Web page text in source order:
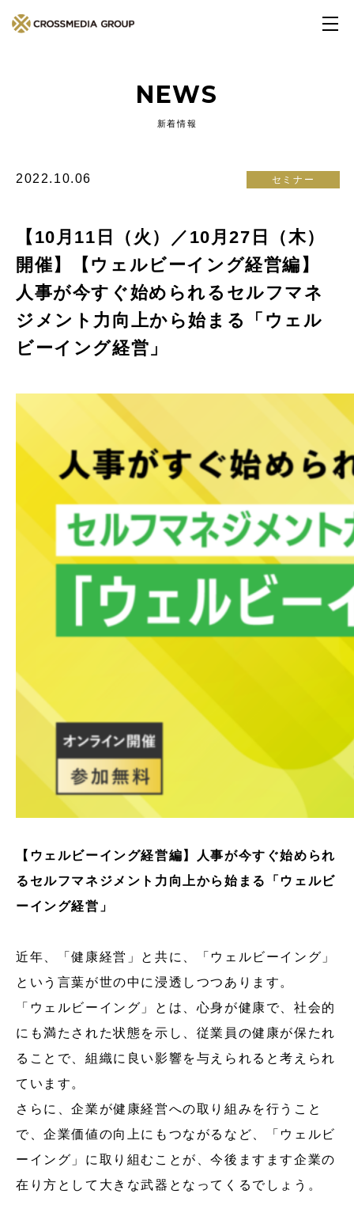
NEWS
新着情報
2022.10.06 セミナー
【10月11日（火）／10月27日（木）
開催】【ウェルビーイング経営編】
人事が今すぐ始められるセルフマネ
ジメント力向上から始まる「ウェル
ビーイング経営」
【ウェルビーイング経営編】人事が今すぐ始められ
るセルフマネジメント力向上から始まる「ウェルビ
ーイング経営」
近年、「健康経営」と共に、「ウェルビーイング」
という言葉が世の中に浸透しつつあります。
「ウェルビーイング」とは、心身が健康で、社会的
にも満たされた状態を示し、従業員の健康が保たれ
ることで、組織に良い影響を与えられると考えられ
ています。
さらに、企業が健康経営への取り組みを行うこと
で、企業価値の向上にもつながるなど、「ウェルビ
ーイング」に取り組むことが、今後ますます企業の
在り方として大きな武器となってくるでしょう。